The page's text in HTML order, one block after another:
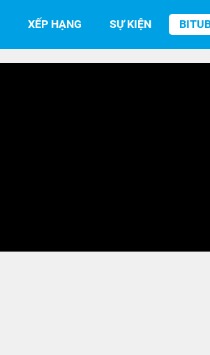
XẾP HẠNG SỰ KIỆN